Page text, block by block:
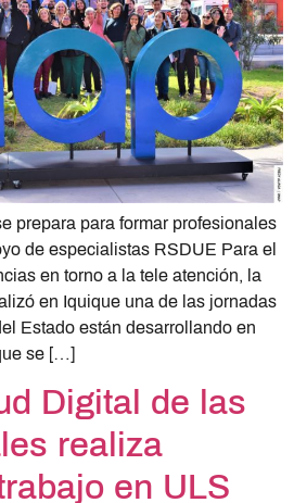
prepara para formar profesionales
de especialistas RSDUE Para el
en torno a la tele atención, la
en Iquique una de las jornadas
Estado están desarrollando en
se […]
Digital de las
realiza
en ULS